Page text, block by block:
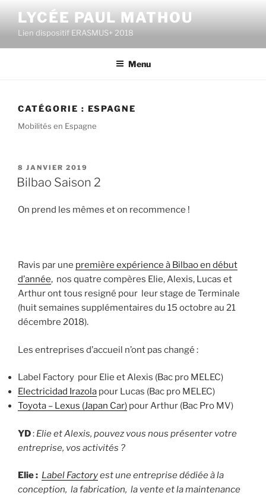
contenu
principal
LYCÉE PAUL MATHOU
Lien dispositif ERASMUS+ 2018
Menu
CATÉGORIE : ESPAGNE
Mobilités en Espagne
PUBLIÉ
LE
8 JANVIER 2019
Bilbao Saison 2
On prend les mêmes et on recommence !
Ravis par une première expérience à Bilbao en début
d’année, nos quatre compères Elie, Alexis, Lucas et
Arthur ont tous resigné pour leur stage de Terminale
(huit semaines supplémentaires du 15 octobre au 21
décembre 2018).
Les entreprises d’accueil n’ont pas changé :
Label Factory pour Elie et Alexis (Bac pro MELEC)
Electricidad Irazola pour Lucas (Bac pro MELEC)
Toyota – Lexus (Japan Car) pour Arthur (Bac Pro MV)
YD: Elie et Alexis, pouvez vous nous présenter votre
entreprise, vos activités ?
Elie : Label Factoryest une entreprise dédiée à la
conception, la fabrication, la vente et la maintenance